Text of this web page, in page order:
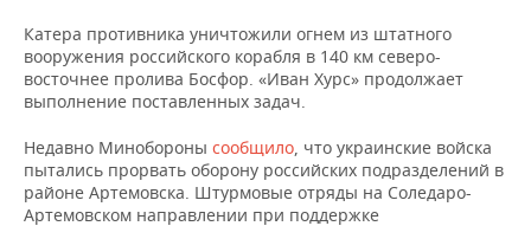
ОТКРЫТАЯ ЛЕКЦИЯ
БАСКЕТБОЛ
ВОЛЕЙБОЛ
КИБЕРСПОРТ
ФИГУРНОЕ КАТАНИЕ
ИНФРАСТРУКТУРА
ИСТОРИЯ
КУЛЬТУРА
МЕДИЦИНА
СПРАВОЧНИК
СПИСОК ПЕРСОН
СПИСОК КОМПАНИЙ
ПОЛНАЯ ВЕРСИЯ
Катера противника уничтожили огнем из штатного
вооружения российского корабля в 140 км северо-
восточнее пролива Босфор. «Иван Хурс» продолжает
выполнение поставленных задач.
Недавно Минобороны сообщило, что украинские войска
пытались прорвать оборону российских подразделений в
районе Артемовска. Штурмовые отряды на Соледаро-
Артемовском направлении при поддержке